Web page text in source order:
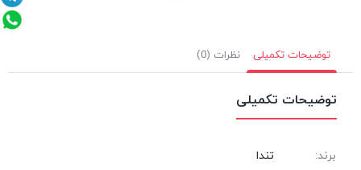
توضیحات تکمیلی نظرات (0)
توضیحات تکمیلی
برند: تندا